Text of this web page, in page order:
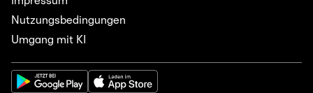
Nutzungsbedingungen
Umgang mit KI